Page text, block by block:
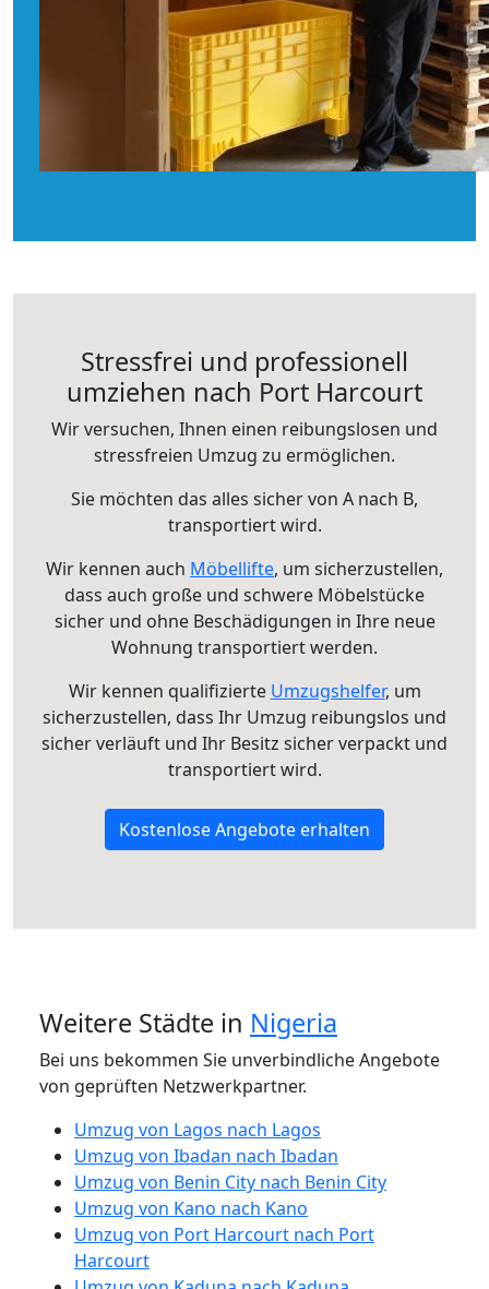
Stressfrei und professionell
umziehen nach Port Harcourt
Wir versuchen, Ihnen einen reibungslosen und
stressfreien Umzug zu ermöglichen.
Sie möchten das alles sicher von A nach B,
transportiert wird.
Wir kennen auch Möbellifte, um sicherzustellen,
dass auch große und schwere Möbelstücke
sicher und ohne Beschädigungen in Ihre neue
Wohnung transportiert werden.
Wir kennen qualifizierte Umzugshelfer, um
sicherzustellen, dass Ihr Umzug reibungslos und
sicher verläuft und Ihr Besitz sicher verpackt und
transportiert wird.
Kostenlose Angebote erhalten
Weitere Städte in Nigeria
Bei uns bekommen Sie unverbindliche Angebote
von geprüften Netzwerkpartner.
Umzug von Lagos nach Lagos
Umzug von Ibadan nach Ibadan
Umzug von Benin City nach Benin City
Umzug von Kano nach Kano
Umzug von Port Harcourt nach Port
Harcourt